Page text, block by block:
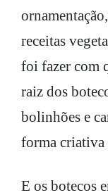
receitas
foi fazer com
raiz dos
bolinhões e
forma criativa
E os botecos